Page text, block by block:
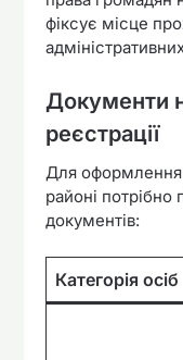
фіксує місце
Документи
реєстрації
Для оформлення
районі потрібно
документів:
Категорія осіб